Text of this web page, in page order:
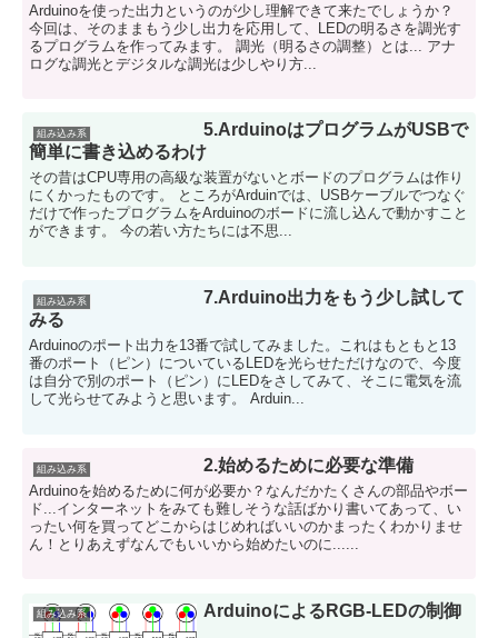
Arduinoを使った出力というのが少し理解できて来たでしょうか？
今回は、そのままもう少し出力を応用して、LEDの明るさを調光す
るプログラムを作ってみます。 調光（明るさの調整）とは... アナ
ログな調光とデジタルな調光は少しやり方...
組み込み系
5.ArduinoはプログラムがUSBで
簡単に書き込めるわけ
その昔はCPU専用の高級な装置がないとボードのプログラムは作り
にくかったものです。 ところがArduinでは、USBケーブルでつなぐ
だけで作ったプログラムをArduinoのボードに流し込んで動かすこと
ができます。 今の若い方たちには不思...
組み込み系
7.Arduino出力をもう少し試して
みる
Arduinoのポート出力を13番で試してみました。これはもともと13
番のポート（ピン）についているLEDを光らせただけなので、今度
は自分で別のポート（ピン）にLEDをさしてみて、そこに電気を流
して光らせてみようと思います。 Arduin...
組み込み系 2.始めるために必要な準備
Arduinoを始めるために何が必要か？なんだかたくさんの部品やボー
ド...インターネットをみても難しそうな話ばかり書いてあって、い
ったい何を買ってどこからはじめればいいのかまったくわかりませ
ん！とりあえずなんでもいいから始めたいのに......
組み込み系 ArduinoによるRGB-LEDの制御